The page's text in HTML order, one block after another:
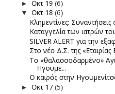
► Οκτ 19 (6)
▼ Οκτ 18 (6)
Κλημεντίνες:
Καταγγελία των ιατρών
SILVER ALERT για την
Στο νέο Δ.Σ. της
To «θαλασσοδαρμένο»
Ηγουμε...
Ο καιρός στην
► Οκτ 17 (5)